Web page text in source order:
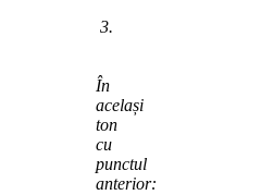
3.
În
același
ton
cu
punctul
anterior: